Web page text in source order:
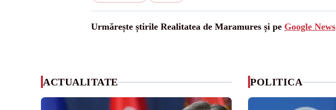
Urmărește știrile Realitatea de Maramures și pe Google News
ACTUALITATE POLITICA